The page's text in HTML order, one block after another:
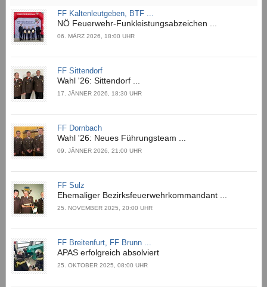
FF Kaltenleutgeben, BTF ...
NÖ Feuerwehr-Funkleistungsabzeichen ...
06. MÄRZ 2026, 18:00 UHR
FF Sittendorf
Wahl '26: Sittendorf ...
17. JÄNNER 2026, 18:30 UHR
FF Dornbach
Wahl '26: Neues Führungsteam ...
09. JÄNNER 2026, 21:00 UHR
FF Sulz
Ehemaliger Bezirksfeuerwehrkommandant ...
25. NOVEMBER 2025, 20:00 UHR
FF Breitenfurt, FF Brunn ...
APAS erfolgreich absolviert
25. OKTOBER 2025, 08:00 UHR